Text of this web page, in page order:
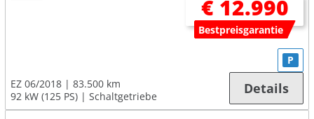
€ 12.990
Bestpreisgarantie
EZ 06/2018
83.500 km
92 kW (125 PS)
Schaltgetriebe
P
Details